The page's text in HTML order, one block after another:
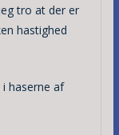
tro at der er
hastighed
haserne af